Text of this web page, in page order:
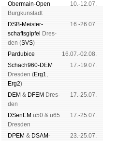
Ober­main-Open
Burg­kun­stadt
10.-12.07.
DSB-Meister­
schafts­gipfel
Dres­
den (SVS)
16.-26.07.
Pardu­bice
16.07.-02.08.
Schach960-DEM
Dres­den (Erg1,
Erg2)
17.-19.07.
DEM & DFEM Dres­
den
17.-25.07.
DSenEM ü50 & ü65
Dres­den
17.-25.07.
DPEM & DSAM-
23.-25.07.